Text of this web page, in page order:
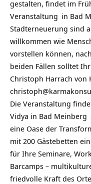
gestalten, findet im
Veranstaltung in Bad
Stadterneuerung sind
willkommen wie
vorstellen können,
beiden Fällen solltet
Christoph Harrach von
Die Veranstaltung
Vidya in Bad Meinberg
eine Oase der
mit 200 Gästebetten
für Ihre Seminare,
Barcamps –
friedvolle Kraft des